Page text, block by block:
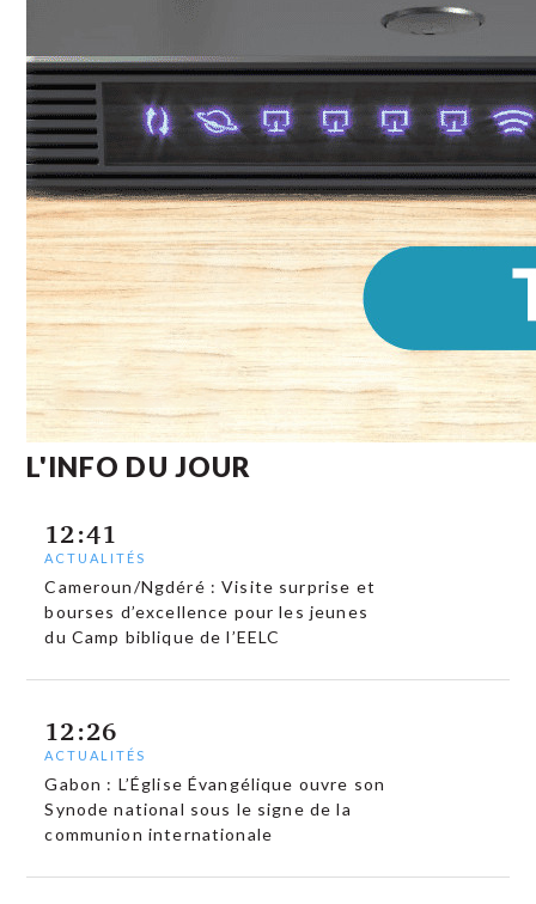
L'INFO DU JOUR
12:41
ACTUALITÉS
Cameroun/Ngdéré : Visite surprise et
bourses d’excellence pour les jeunes
du Camp biblique de l’EELC
12:26
ACTUALITÉS
Gabon : L’Église Évangélique ouvre son
Synode national sous le signe de la
communion internationale